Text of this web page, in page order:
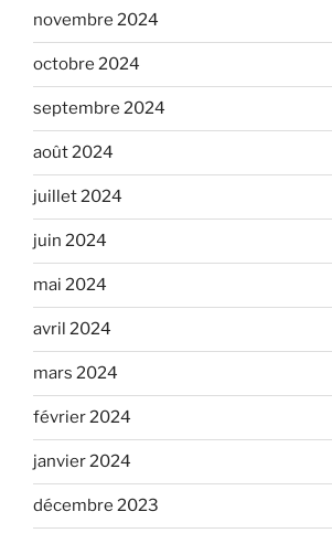
novembre 2024
octobre 2024
septembre 2024
août 2024
juillet 2024
juin 2024
mai 2024
avril 2024
mars 2024
février 2024
janvier 2024
décembre 2023